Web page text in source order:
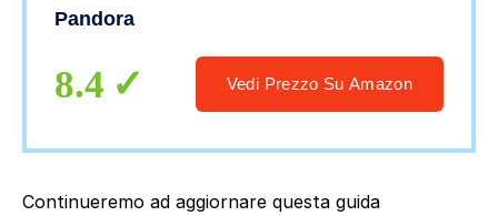
Pandora
8.4 Vedi Prezzo Su Amazon
Continueremo ad aggiornare questa guida